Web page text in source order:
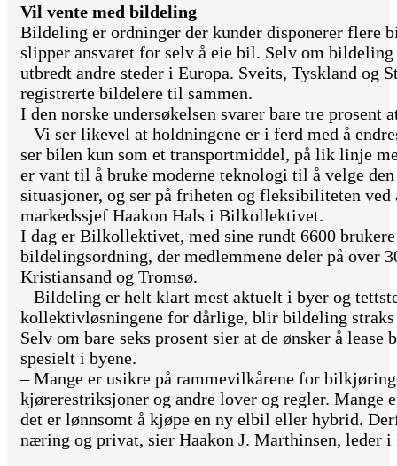
Vil vente med bildeling
Bildeling er ordninger der kunder disponerer flere
slipper ansvaret for selv å eie bil. Selv om
utbredt andre steder i Europa. Sveits, Tyskland og
registrerte bildelere til sammen.
I den norske undersøkelsen svarer bare tre prosent
– Vi ser likevel at holdningene er i ferd med å
ser bilen kun som et transportmiddel, på lik linje
er vant til å bruke moderne teknologi til å velge
situasjoner, og ser på friheten og fleksibiliteten ved
markedssjef Haakon Hals i Bilkollektivet.
I dag er Bilkollektivet, med sine rundt 6600
bildelingsordning, der medlemmene deler på over
Kristiansand og Tromsø.
– Bildeling er helt klart mest aktuelt i byer og
kollektivløsningene for dårlige, blir bildeling
Selv om bare seks prosent sier at de ønsker å
spesielt i byene.
– Mange er usikre på rammevilkårene for
kjørerestriksjoner og andre lover og regler. Mange
det er lønnsomt å kjøpe en ny elbil eller hybrid.
næring og privat, sier Haakon J. Marthinsen, leder i